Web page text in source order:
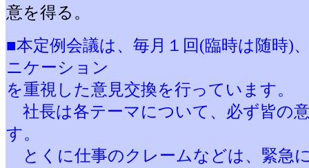
意を得る。
■本定例会議は、毎月１回(臨時は随時)
ニケーション
を重視した意見交換を行っています。
社長は各テーマについて、必ず皆の
す。
とくに仕事のクレームなどは、緊急